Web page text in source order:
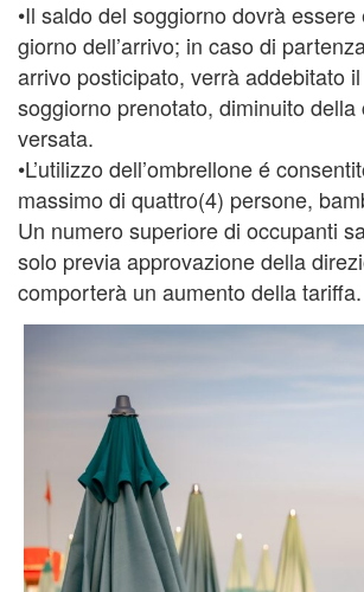
•Il saldo del soggiorno dovrà essere
giorno dell’arrivo; in caso di
arrivo posticipato, verrà addebitato
soggiorno prenotato, diminuito della
versata.
•L’utilizzo dell’ombrellone é
massimo di quattro(4) persone,
Un numero superiore di occupanti
solo previa approvazione della
comporterà un aumento della tariffa.